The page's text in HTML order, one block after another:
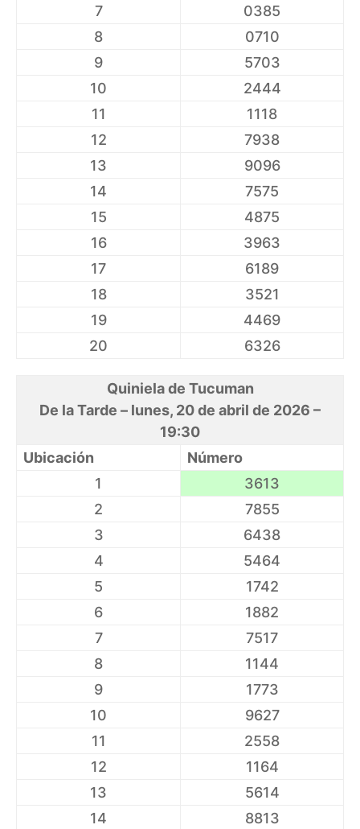
7
0385
8
0710
9
5703
10
2444
11
1118
12
7938
13
9096
14
7575
15
4875
16
3963
17
6189
18
3521
19
4469
20
6326
Quiniela de Tucuman
De la Tarde – lunes, 20 de abril de 2026 –
19:30
Ubicación
Número
1
3613
2
7855
3
6438
4
5464
5
1742
6
1882
7
7517
8
1144
9
1773
10
9627
11
2558
12
1164
13
5614
14
8813